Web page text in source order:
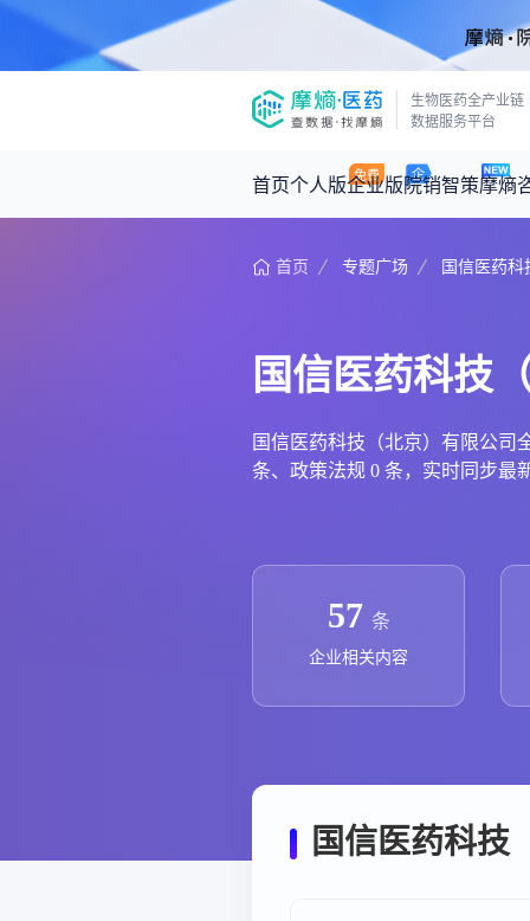
生物医药全产业链
数据服务平台
首页个人版企业版院销智策摩熵
咨询服务
产品立项评估及管线规划
产业/行业调研
投资决策与交易估值
摩熵原创
深度分析
政策法规
投融资
时讯
数据中心
基于市场数据，为您提供全面的市场
政策法规
药品生产企业
回放
王中健
首页 专题广场 国信医药
国信医药科技
国信医药科技（北京）有限公司
条、政策法规 0 条，实时同步最
57 条
企业相关内容
国信医药科技